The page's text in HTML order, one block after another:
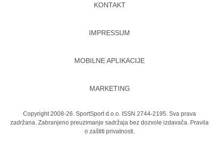
KONTAKT
IMPRESSUM
MOBILNE APLIKACIJE
MARKETING
Copyright 2008-26. SportSport d.o.o. ISSN 2744-2195. Sva prava
zadržana. Zabranjeno preuzimanje sadržaja bez dozvole izdavača. Pravila
o zaštiti privatnosti.